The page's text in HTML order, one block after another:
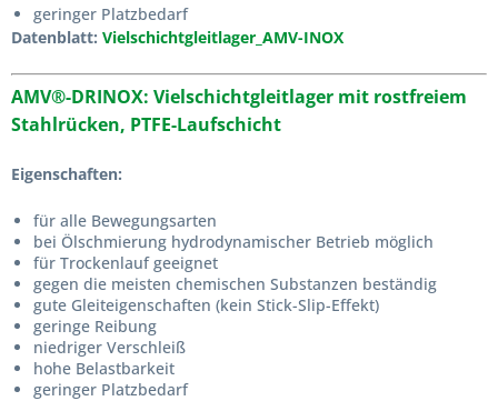
geringer Platzbedarf
Datenblatt: Vielschichtgleitlager_AMV-INOX
AMV®-DRINOX: Vielschichtgleitlager mit rostfreiem
Stahlrücken, PTFE-Laufschicht
Eigenschaften:
für alle Bewegungsarten
bei Ölschmierung hydrodynamischer Betrieb möglich
für Trockenlauf geeignet
gegen die meisten chemischen Substanzen beständig
gute Gleiteigenschaften (kein Stick-Slip-Effekt)
geringe Reibung
niedriger Verschleiß
hohe Belastbarkeit
geringer Platzbedarf